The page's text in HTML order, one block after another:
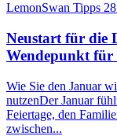
LemonSwan Tipps
Neustart für die
Wendepunkt für
Wie Sie den Januar
nutzenDer Januar
Feiertage, den
zwischen...